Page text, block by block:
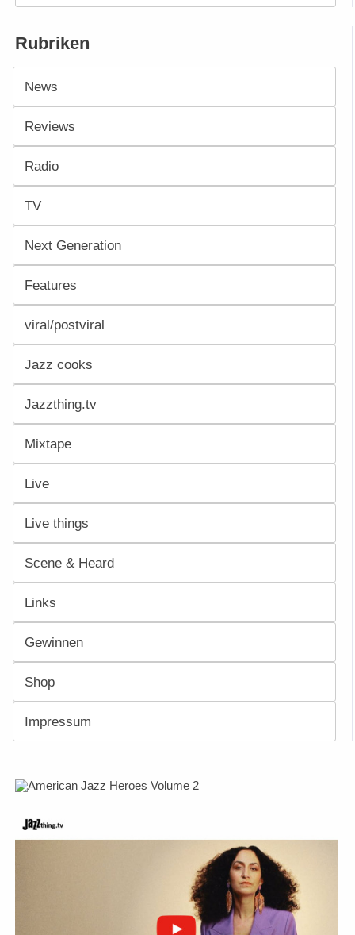
Rubriken
News
Reviews
Radio
TV
Next Generation
Features
viral/postviral
Jazz cooks
Jazzthing.tv
Mixtape
Live
Live things
Scene & Heard
Links
Gewinnen
Shop
Impressum